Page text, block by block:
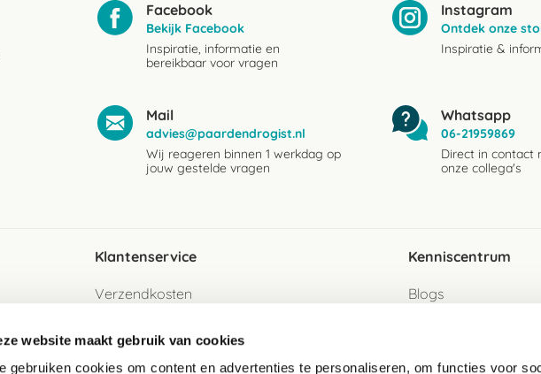
website maakt gebruik van cookies
gebruiken cookies om content en advertenties te personaliseren, om functies voor
Facebook
Bekijk Facebook
Inspiratie, informatie en
bereikbaar voor vragen
Instagram
Ontdek onze
Inspiratie &
Mail
advies@paardendrogist.nl
Wij reageren binnen 1 werkdag op
jouw gestelde vragen
Whatsapp
06-21959869
Direct in contact
onze collega's
Klantenservice
Verzendkosten
Betaalwijzen
Kenniscentrum
Blogs